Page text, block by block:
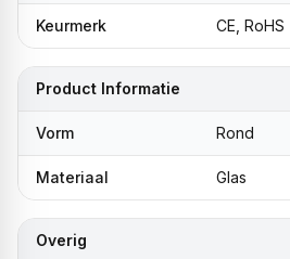
Keurmerk CE, RoHS
Product Informatie
Vorm Rond
Materiaal Glas
Overig